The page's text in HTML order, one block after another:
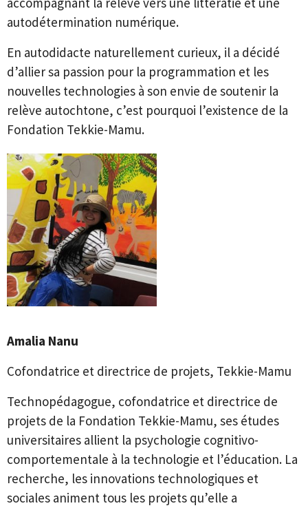
autodétermination numérique.
En autodidacte naturellement curieux, il a décidé
d’allier sa passion pour la programmation et les
nouvelles technologies à son envie de soutenir la
relève autochtone, c’est pourquoi l’existence de la
Fondation Tekkie-Mamu.
Amalia Nanu
Cofondatrice et directrice de projets, Tekkie-Mamu
Technopédagogue, cofondatrice et directrice de
projets de la Fondation Tekkie-Mamu, ses études
universitaires allient la psychologie cognitivo-
comportementale à la technologie et l’éducation. La
recherche, les innovations technologiques et
sociales animent tous les projets qu’elle a